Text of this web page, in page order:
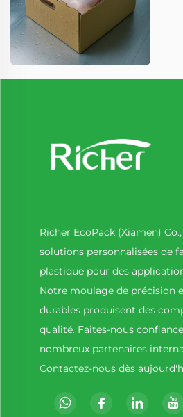
Richer EcoPack (Xiamen)
solutions personnalisées de
plastique pour des
Notre moulage de précision
durables produisent des
qualité. Faites-nous
nombreux partenaires
Contactez-nous dès